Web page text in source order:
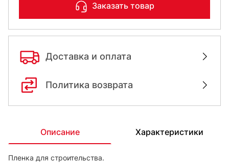
Заказать товар
Доставка и оплата
Политика возврата
Описание Характеристики
Пленка для строительства.